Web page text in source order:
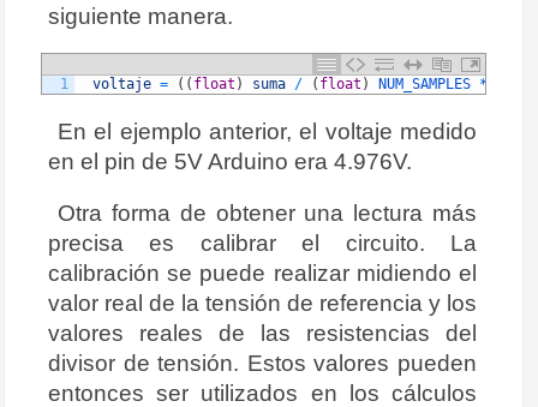
siguiente manera.
1 voltaje = ( ( float ) suma / ( float ) NUM_SAMPLES *
En el ejemplo anterior, el voltaje medido
en el pin de 5V Arduino era 4.976V.
Otra forma de obtener una lectura más
precisa es calibrar el circuito. La
calibración se puede realizar midiendo el
valor real de la tensión de referencia y los
valores reales de las resistencias del
divisor de tensión. Estos valores pueden
entonces ser utilizados en los cálculos